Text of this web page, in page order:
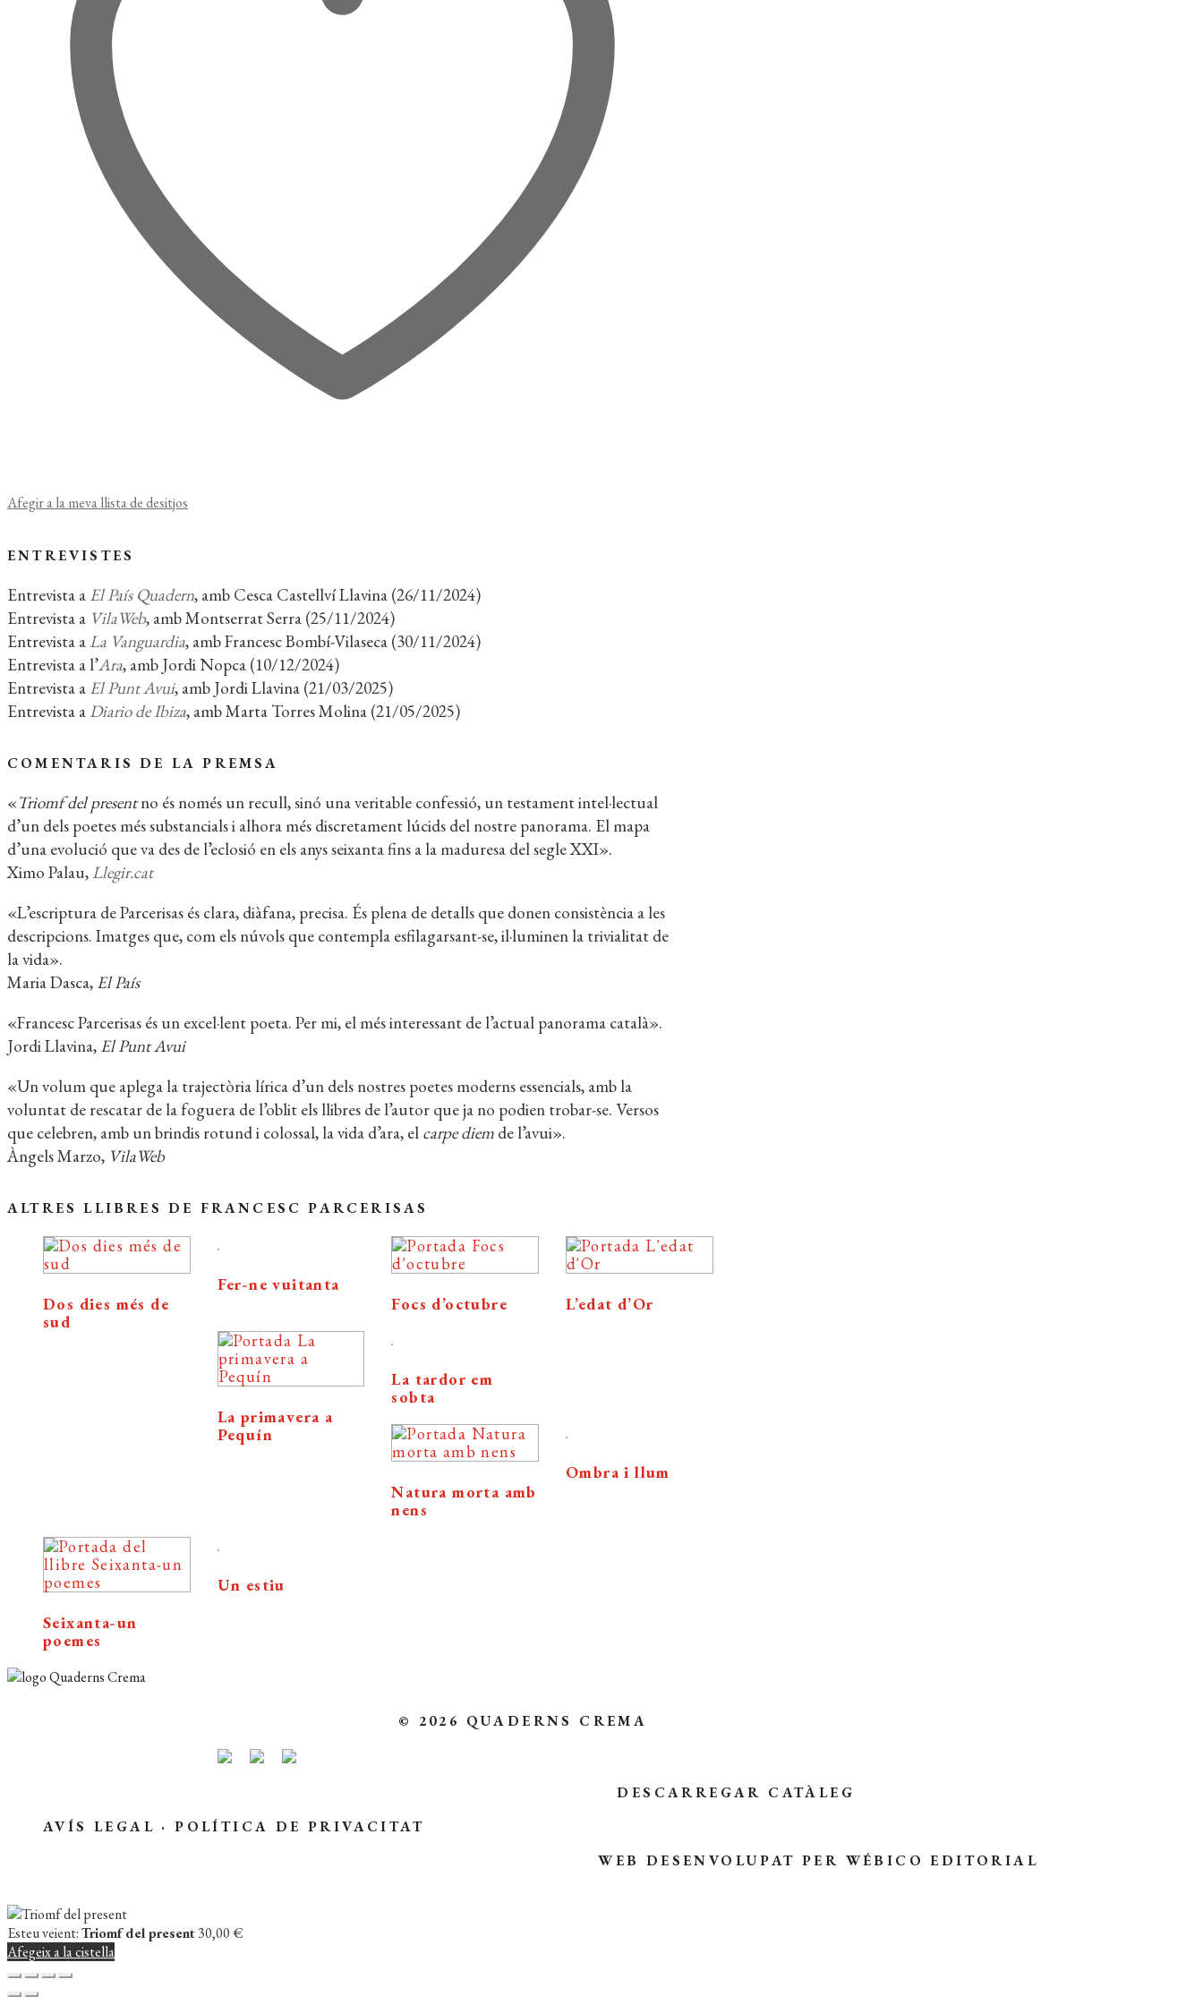
Afegir a la meva llista de desitjos
ENTREVISTES
Entrevista a El País Quadern, amb Cesca Castellví Llavina (26/11/2024)
Entrevista a VilaWeb, amb Montserrat Serra (25/11/2024)
Entrevista a La Vanguardia, amb Francesc Bombí-Vilaseca (30/11/2024)
Entrevista a l’Ara, amb Jordi Nopca (10/12/2024)
Entrevista a El Punt Avui, amb Jordi Llavina (21/03/2025)
Entrevista a Diario de Ibiza, amb Marta Torres Molina (21/05/2025)
COMENTARIS DE LA PREMSA
«Triomf del presentno és només un recull, sinó una veritable confessió, un testament intel·lectual
d’un dels poetes més substancials i alhora més discretament lúcids del nostre panorama. El mapa
d’una evolució que va des de l’eclosió en els anys seixanta fins a la maduresa del segle XXI».
Ximo Palau, Llegir.cat
«L’escriptura de Parcerisas és clara, diàfana, precisa. És plena de detalls que donen consistència a les
descripcions. Imatges que, com els núvols que contempla esfilagarsant-se, il·luminen la trivialitat de
la vida».
Maria Dasca, El País
«Francesc Parcerisas és un excel·lent poeta. Per mi, el més interessant de l’actual panorama català».
Jordi Llavina, El Punt Avui
«Un volum que aplega la trajectòria lírica d’un dels nostres poetes moderns essencials, amb la
voluntat de rescatar de la foguera de l’oblit els llibres de l’autor que ja no podien trobar-se. Versos
que celebren, amb un brindis rotund i colossal, la vida d’ara, el carpe diem de l’avui».
Àngels Marzo, VilaWeb
ALTRES LLIBRES DE FRANCESC PARCERISAS
Dos dies més de
sud
Fer-ne vuitanta
Focs d’octubre
L’edat d’Or
La primavera a
Pequín
La tardor em
sobta
Natura morta amb
nens
Ombra i llum
Seixanta-un
poemes
Un estiu
© 2026 QUADERNS CREMA
DESCARREGAR CATÀLEG
AVÍS LEGAL ·POLÍTICA DE PRIVACITAT
WEB DESENVOLUPAT PER WÉBICO EDITORIAL
Esteu veient:Triomf del present30,00€
Afegeix a la cistella